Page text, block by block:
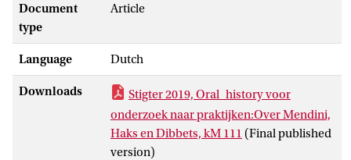
Document
type
Article
Language Dutch
Downloads
Stigter 2019, Oral_history voor
onderzoek naar praktijken:Over Mendini,
Haks en Dibbets, kM 111 (Final published
version)